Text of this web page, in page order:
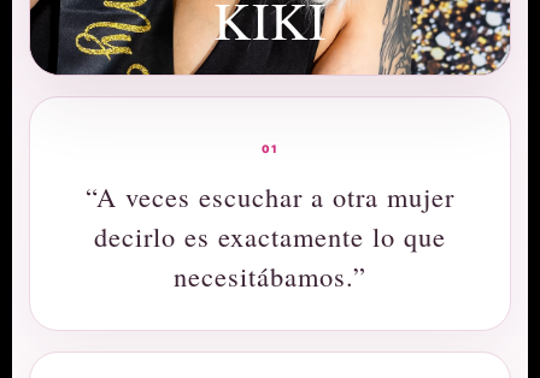
KIKI
01
“A veces escuchar a otra mujer
decirlo es exactamente lo que
necesitábamos.”